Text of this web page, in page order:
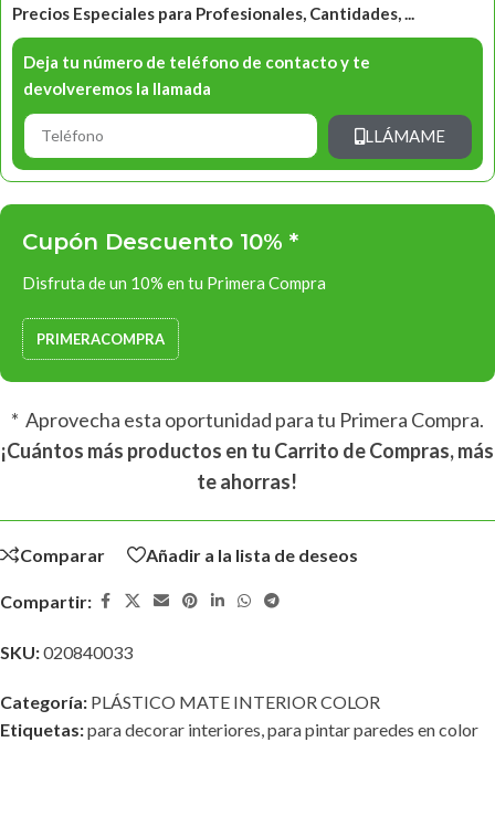
Precios Especiales para Profesionales, Cantidades, ...
Deja tu número de teléfono de contacto y te
devolveremos la llamada
LLÁMAME
Cupón Descuento 10% *
Disfruta de un 10% en tu Primera Compra
PRIMERACOMPRA
* Aprovecha esta oportunidad para tu Primera Compra.
¡Cuántos más productos en tu Carrito de Compras, más
te ahorras!
Comparar Añadir a la lista de deseos
Compartir:
SKU:020840033
Categoría: PLÁSTICO MATE INTERIOR COLOR
Etiquetas:para decorar interiores,para pintar paredes en color